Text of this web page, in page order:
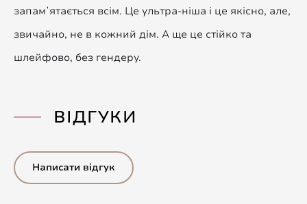
запамʼятається всім. Це ультра-ніша і це якісно, але,
звичайно, не в кожний дім. А ще це стійко та
шлейфово, без гендеру.
ВІДГУКИ
Написати відгук